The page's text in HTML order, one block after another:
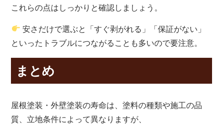
これらの点はしっかりと確認しましょう。
安さだけで選ぶと「すぐ剥がれる」「保証がない」
といったトラブルにつながることも多いので要注意。
まとめ
屋根塗装・外壁塗装の寿命は、塗料の種類や施工の品
質、立地条件によって異なりますが、